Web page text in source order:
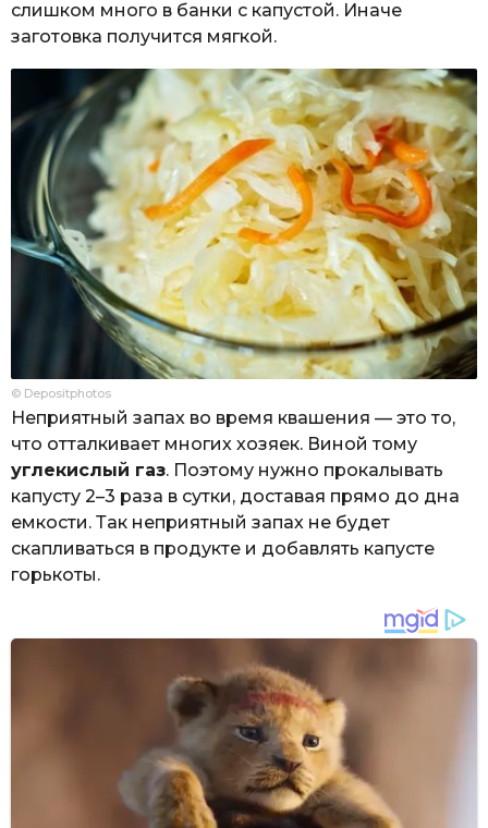
слишком много в банки с капустой. Иначе
заготовка получится мягкой.
© Depositphotos
Неприятный запах во время квашения — это то,
что отталкивает многих хозяек. Виной тому
углекислый газ. Поэтому нужно прокалывать
капусту 2–3 раза в сутки, доставая прямо до дна
емкости. Так неприятный запах не будет
скапливаться в продукте и добавлять капусте
горькоты.